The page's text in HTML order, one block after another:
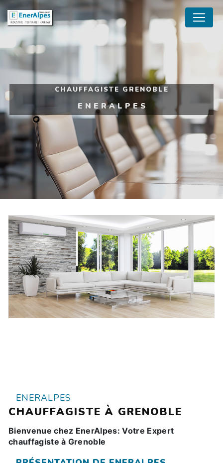
CHAUFFAGISTE GRENOBLE
ENERALPES
ENERALPES
CHAUFFAGISTE À GRENOBLE
Bienvenue chez EnerAlpes: Votre Expert
chauffagiste à Grenoble
Panneau de gestion des cookies